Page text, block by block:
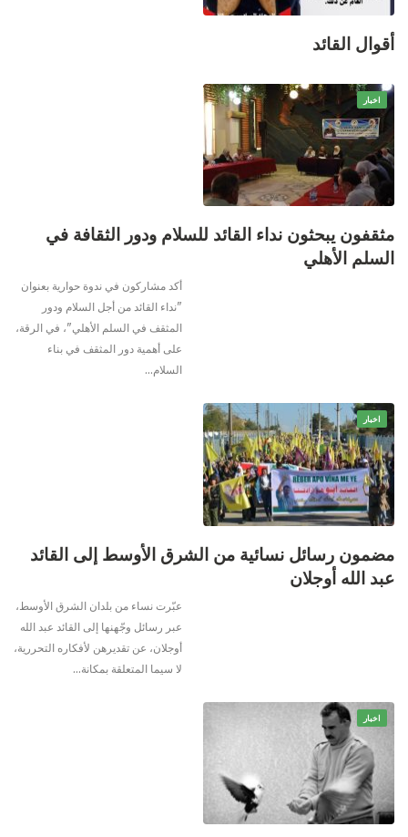
أقوال القائد
اخبار
مثقفون يبحثون نداء القائد للسلام ودور الثقافة في
السلم الأهلي
أكد مشاركون في ندوة حوارية بعنوان
"نداء القائد من أجل السلام ودور
المثقف في السلم الأهلي"، في الرقة،
على أهمية دور المثقف في بناء
السلام…
اخبار
مضمون رسائل نسائية من الشرق الأوسط إلى القائد
عبد الله أوجلان
عبّرت نساء من بلدان الشرق الأوسط،
عبر رسائل وجّهنها إلى القائد عبد الله
أوجلان، عن تقديرهن لأفكاره التحررية،
لا سيما المتعلقة بمكانة…
اخبار